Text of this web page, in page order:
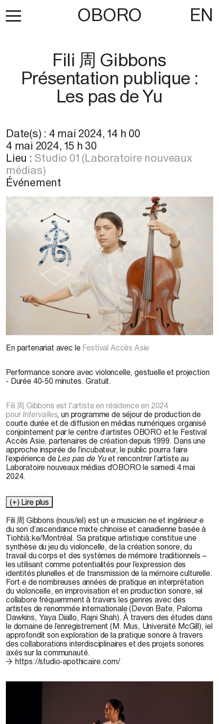
OBORO EN
Fili 周 Gibbons
Présentation publique :
Les pas de Yu
Date(s) : 4 mai 2024, 14 h 00
4 mai 2024, 15 h 30
Lieu : Studio 01 (Laboratoire nouveaux
médias)
Événement
En partenariat avec le Festival Accès Asie
Performance sonore avec violoncelle, gestuelle et projection
- Durée 40-50 minutes. Gratuit.
Fili 周 Gibbons est l'artiste en résidence en 2024
pourIntervalles,un programme de séjour de production de
courte durée et de diffusion en médias numériques organisé
conjointement par le centre d’artistes OBORO et le Festival
Accès Asie, partenaires de création depuis 1999. Dans une
approche inspirée de l’incubateur, le public pourra faire
l’expérience deLes pas de Yuet rencontrer l’artiste au
Laboratoire nouveaux médias d’OBORO le samedi 4 mai
2024.
(+) Lire plus
Fili 周 Gibbons (nous/iel) est un·e musicien·ne et ingénieur·e
du son d’ascendance mixte chinoise et canadienne basée à
Tiohtià:ke/Montréal. Sa pratique artistique constitue une
synthèse du jeu du violoncelle, de la création sonore, du
travail du corps et des systèmes de mémoire traditionnels –
les utilisant comme potentialités pour l’expression des
identités plurielles et de transmission de la mémoire culturelle.
Fort·e de nombreuses années de pratique en interprétation
du violoncelle, en improvisation et en production sonore, iel
collabore fréquemment à travers les genres avec des
artistes de renommée internationale (Devon Bate, Paloma
Dawkins, Yaya Diallo, Rajni Shah). À travers des études dans
le domaine de l’enregistrement (M. Mus, Université McGill), iel
approfondit son exploration de la pratique sonore à travers
des collaborations interdisciplinaires et des projets sonores
axés sur la communauté.
https://studio-apothicaire.com/